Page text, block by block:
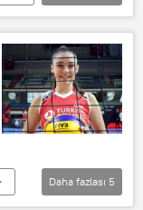
Daha fazlası 5